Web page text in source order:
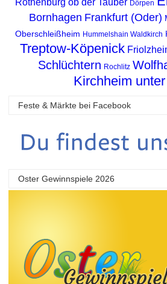
Dörpen
Bornhagen Frankfurt (Oder)
Oberschleißheim Hummelshain Waldkirch
Treptow-Köpenick
Schlüchtern Rochlitz
Kirchheim
Feste & Märkte bei Facebook
Oster Gewinnspiele 2026